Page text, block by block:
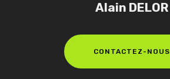
Alain DELOR
CONTACTEZ-NOUS